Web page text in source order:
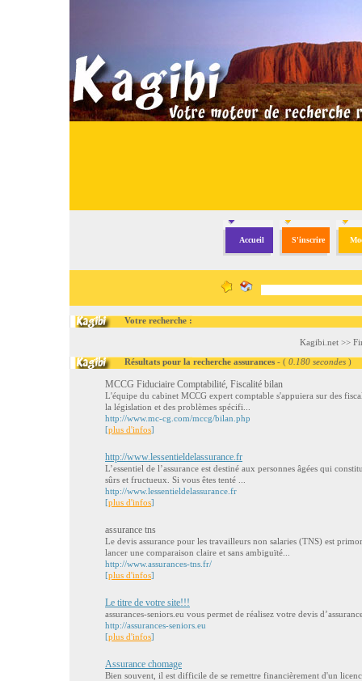
Accueil S'inscrire
Votre recherche :
Kagibi.net>>
Résultats pour la recherche assurances - ( 0.180 secondes )
MCCG Fiduciaire Comptabilité, Fiscalité bilan
L'équipe du cabinet MCCG expert comptable s'appuiera sur des
la législation et des problèmes spécifi...
http://www.mc-cg.com/mccg/bilan.php
[plus d'infos]
http://www.lessentieldelassurance.fr
L’essentiel de l’assurance est destiné aux personnes âgées qui
sûrs et fructueux. Si vous êtes tenté ...
http://www.lessentieldelassurance.fr
[plus d'infos]
assurance tns
Le devis assurance pour les travailleurs non salaries (TNS) est
lancer une comparaison claire et sans ambiguïté...
http://www.assurances-tns.fr/
[plus d'infos]
Le titre de votre site!!!
assurances-seniors.eu vous permet de réalisez votre devis
http://assurances-seniors.eu
[plus d'infos]
Assurance chomage
Bien souvent, il est difficile de se remettre financièrement d'un